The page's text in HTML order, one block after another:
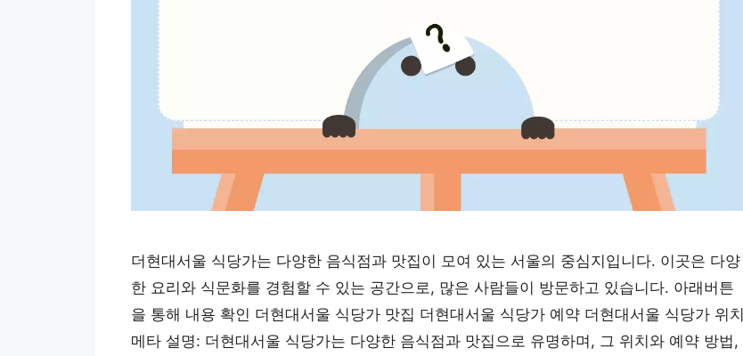
더현대서울 식당가는 다양한 음식점과 맛집이 모여 있는 서울의 중심지입니다. 이곳은 다양
한 요리와 식문화를 경험할 수 있는 공간으로, 많은 사람들이 방문하고 있습니다. 아래버튼
을 통해 내용 확인 더현대서울 식당가 맛집 더현대서울 식당가 예약 더현대서울 식당가 위치
메타 설명: 더현대서울 식당가는 다양한 음식점과 맛집으로 유명하며, 그 위치와 예약 방법,